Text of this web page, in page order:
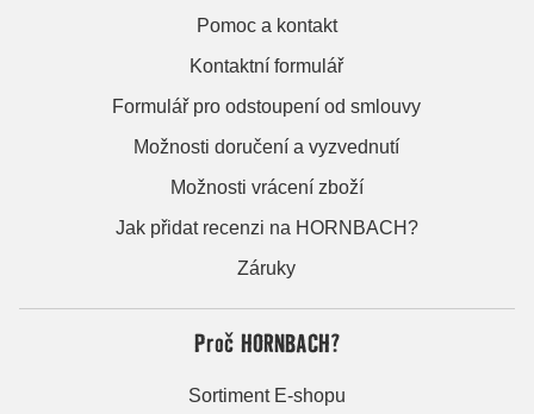
Pomoc a kontakt
Kontaktní formulář
Formulář pro odstoupení od smlouvy
Možnosti doručení a vyzvednutí
Možnosti vrácení zboží
Jak přidat recenzi na HORNBACH?
Záruky
Proč HORNBACH?
Sortiment E-shopu